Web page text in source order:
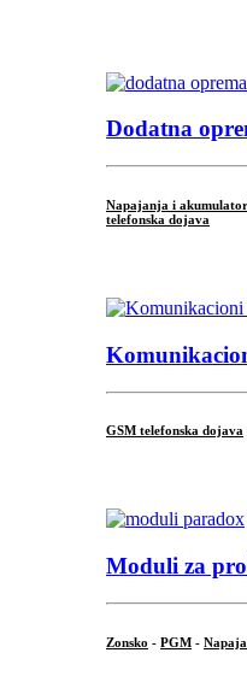
Dodatna
Napajanja i
telefonska dojava
GSM telefonska dojava
Moduli za
Zonsko - PGM -